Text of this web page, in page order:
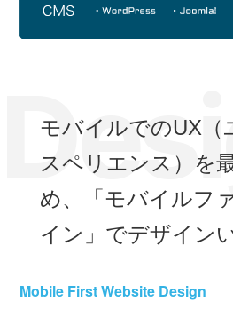
モバイルでのUX（
スペリエンス）を
め、「モバイルフ
イン」でデザイン
Mobile First Website Design